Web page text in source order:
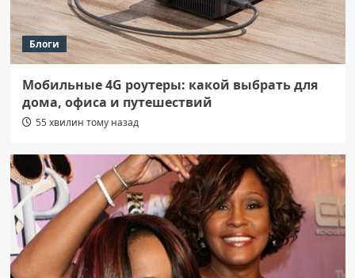
Блоги
Мобильные 4G роутеры: какой выбрать для
дома, офиса и путешествий
55 хвилин тому назад